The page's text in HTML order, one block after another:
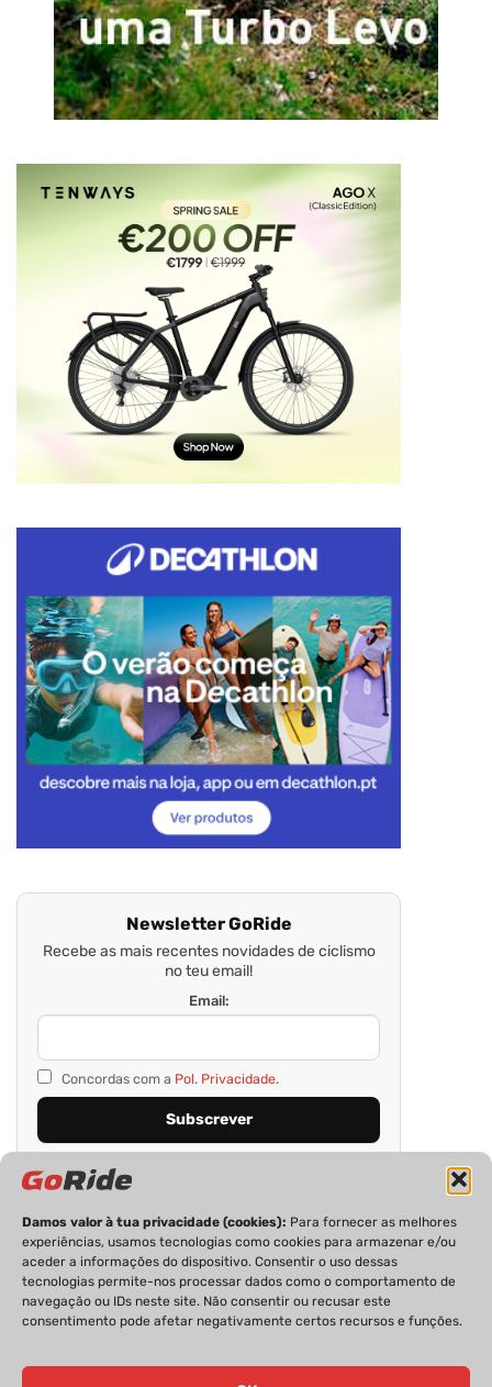
Damos valor à tua privacidade (cookies): Para fornecer as melhores
experiências, usamos tecnologias como cookies para armazenar e/ou
aceder a informações do dispositivo. Consentir o uso dessas
tecnologias permite-nos processar dados como o comportamento de
navegação ou IDs neste site. Não consentir ou recusar este
consentimento pode afetar negativamente certos recursos e funções.
Newsletter GoRide
Recebe as mais recentes novidades de ciclismo
no teu email!
Email:
Concordas com a Pol. Privacidade.
PRIVACIDADE FICHA TÉCNICA
ESTATUTO EDITORIAL